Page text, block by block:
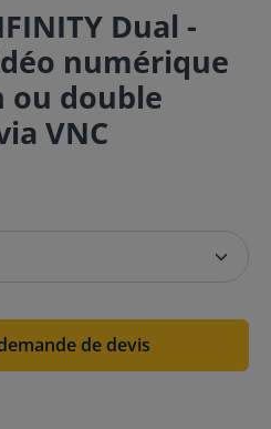
Dual -
numérique
ou double
VNC
de devis